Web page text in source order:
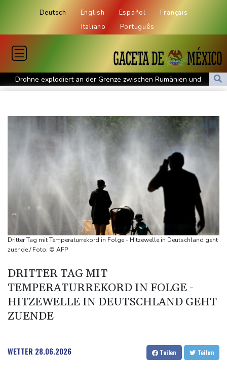
Deutsch English Español
Français
Italiano
Português
Drohne explodiert an der Grenze zwischen Rumänien und
Bulgarien nahe Gaspipeline
Absturz von Ultraleichtflugzeug: 72-jähriger Pilot stirbt in Baden-
Württemberg
Selenskyj warnt in Belgrad vor Folgen russischer Angriffe für
Drohnen über Bundeswehrstandort in Nordrhein-Westfalen
gesichtet
Ungarns Regierungspartei nominiert Ex-Gerichtspräsidenten
Baka als Staatschef
Schwimm-EM: Halbisch winkt und springt zu Bronze
Selenskyj: Ukraine hat praktisch keine intakten
Braunschweig nach Kantersieg in Magdeburg an der Spitze
Absteiger schlägt Aufsteiger: Heidenheim siegt turbulent
Dritter Tag mit Temperaturrekord in Folge - Hitzewelle in Deutschland geht
zuende / Foto: © AFP
DRITTER TAG MIT
TEMPERATURREKORD IN FOLGE -
HITZEWELLE IN DEUTSCHLAND GEHT
ZUENDE
WETTER 28.06.2026 Teilen Teilen